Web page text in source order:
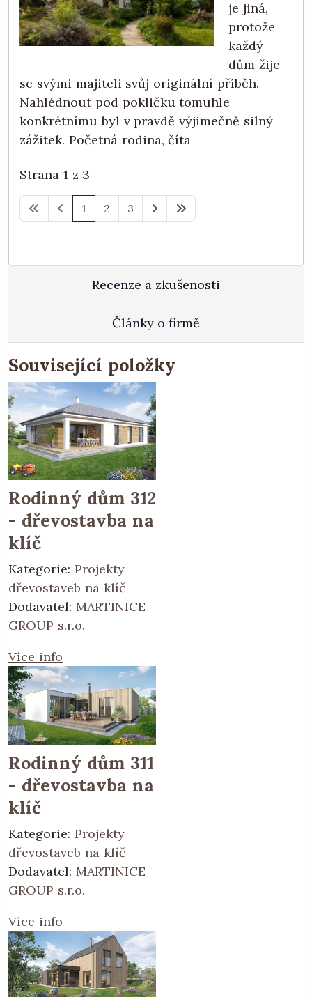
je jiná,
protože
každý
dům žije
se svými majiteli svůj originální příběh.
Nahlédnout pod pokličku tomuhle
konkrétnímu byl v pravdě výjimečně silný
zážitek. Početná rodina, číta
Strana 1 z 3
1 2 3
Recenze a zkušenosti
Články o firmě
Související položky
Rodinný dům 312
- dřevostavba na
klíč
Kategorie: Projekty
dřevostaveb na klíč
Dodavatel: MARTINICE
GROUP s.r.o.
Více info
Rodinný dům 311
- dřevostavba na
klíč
Kategorie: Projekty
dřevostaveb na klíč
Dodavatel: MARTINICE
GROUP s.r.o.
Více info